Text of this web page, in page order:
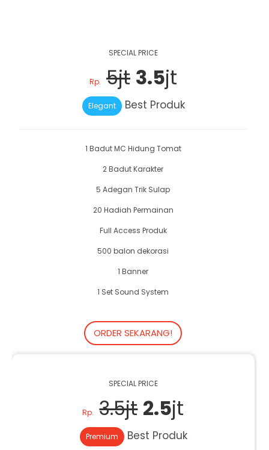
SPECIAL PRICE
Rp. 5jt 3.5jt
Elegant Best Produk
1 Badut MC Hidung Tomat
2 Badut Karakter
5 Adegan Trik Sulap
20 Hadiah Permainan
Full Access Produk
500 balon dekorasi
1 Banner
1 Set Sound System
ORDER SEKARANG!
SPECIAL PRICE
Rp. 3.5jt 2.5jt
Premium Best Produk